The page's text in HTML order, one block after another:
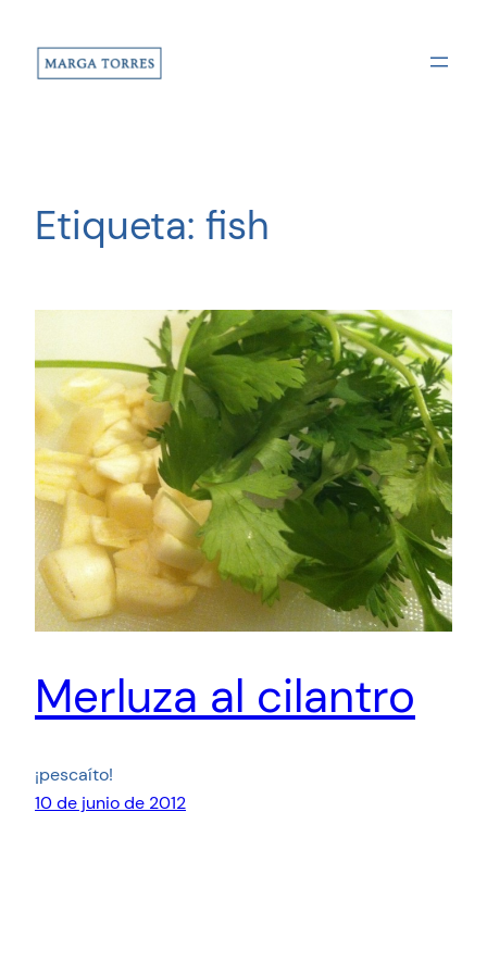
contenido
Etiqueta: fish
Merluza al cilantro
¡pescaíto!
10 de junio de 2012